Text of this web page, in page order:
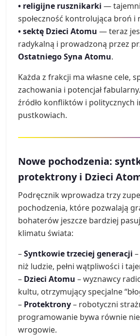
• religijne rusznikarki —
społeczność kontrolująca broń i
• sektę Dzieci Atomu — teraz
radykalną i prowadzoną przez
Ostatniego Syna Atomu.
Każda z frakcji ma własne cele,
zachowania i potencjał
źródło konfliktów i politycznych
pustkowiach.
Nowe pochodzenia:
protektrony i Dzieci
Podręcznik wprowadza trzy
pochodzenia, które pozwalają
bohaterów jeszcze bardziej
klimatu świata:
–Syntkowie trzeciej generacji
niż ludzie, pełni wątpliwości i
– Dzieci Atomu – wyznawcy
kultu, otrzymujący specjalne
– Protektrony– robotyczni
programowanie bywa równie
wrogowie.